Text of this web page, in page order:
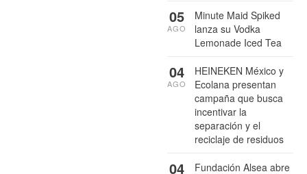
Minute Maid Spiked
lanza su Vodka
Lemonade Iced Tea
05
AGO
HEINEKEN México y
Ecolana presentan
campaña que busca
incentivar la
separación y el
reciclaje de residuos
04
AGO
Fundación Alsea abre
04